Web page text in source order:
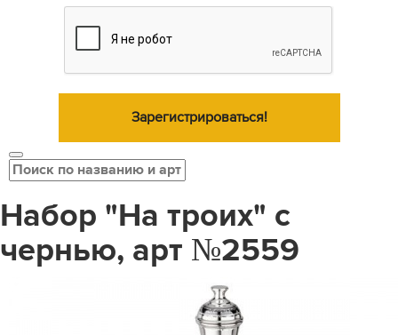
Зарегистрироваться!
Набор "На троих" с
чернью, арт №2559